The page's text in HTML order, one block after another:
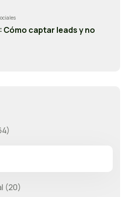
Cómo captar leads y no
(20)